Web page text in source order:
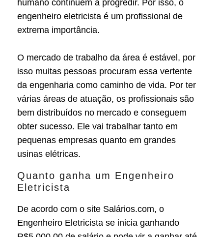
humano continuem a progredir. Por isso, o
engenheiro eletricista é um profissional de
extrema importância.
O mercado de trabalho da área é estável, por
isso muitas pessoas procuram essa vertente
da engenharia como caminho de vida. Por ter
várias áreas de atuação, os profissionais são
bem distribuídos no mercado e conseguem
obter sucesso. Ele vai trabalhar tanto em
pequenas empresas quanto em grandes
usinas elétricas.
Quanto ganha um Engenheiro
Eletricista
De acordo com o site Salários.com, o
Engenheiro Eletricista se inicia ganhando